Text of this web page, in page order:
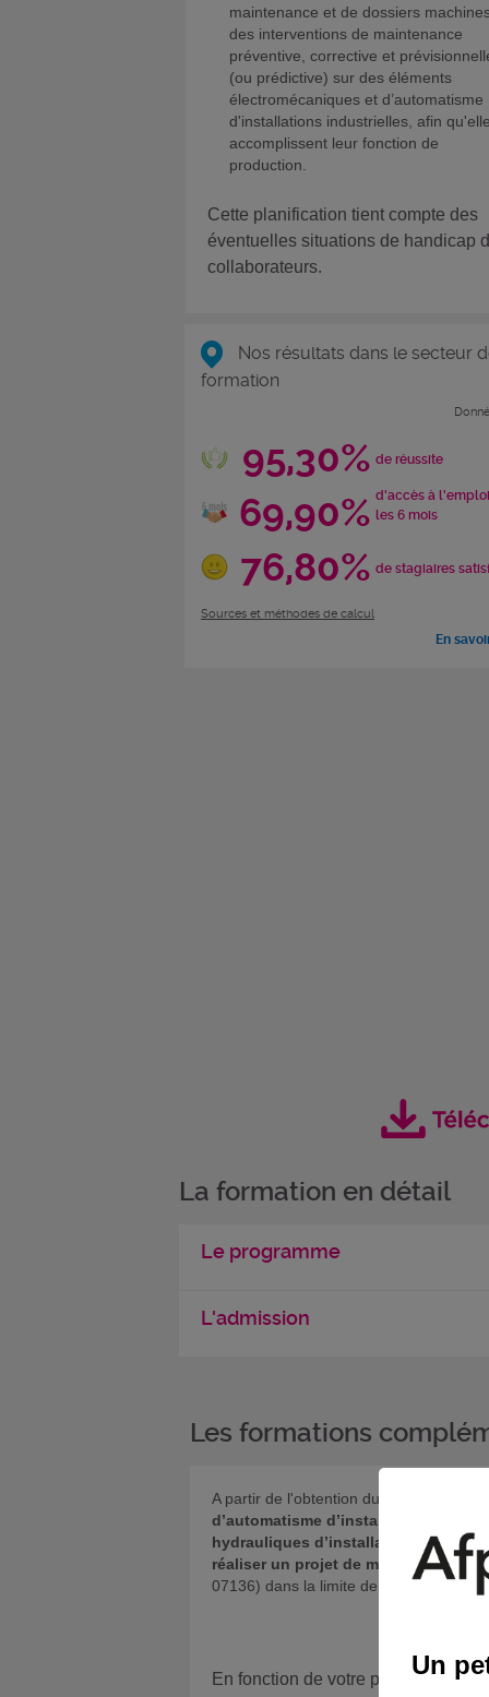
maintenance et de dossiers
des interventions de maintenance
préventive, corrective et
(ou prédictive) sur des éléments
électromécaniques et d’automatisme
d'installations industrielles, afin
accomplissent leur fonction de
production.
Cette planification tient compte des
éventuelles situations de handicap
collaborateurs.
Nos résultats dans le secteur
formation
95,30% de réussite
69,90% d'accès à
les 6 mois
76,80% de stagiaires
Sources et méthodes de calcul
En
La formation en détail
Le programme
L'admission
Les formations
A partir de l'obtention du certificat de
d’automatisme d’installations
hydrauliques d’installations
réaliser un projet de maintenance
07136) dans la limite de la durée de
En fonction de votre projet, si vous
Un